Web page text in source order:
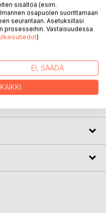
Yön ja muun Pori-
1980-luvulla. Kirjan
kuvaus 1980-
esiin.
porilaisen
sisältöä (esim.
osapuolen suorittamaan
seurantaan. Asetuksillasi
prosesseihin. Vastaisuudessa
)
EI, SÄÄDÄ